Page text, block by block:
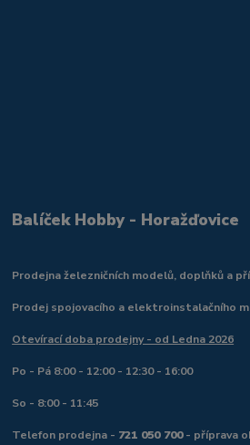
Balíček Hobby - Horažďovice
Prodejna železničních modelů, doplňků a
Prodej spojovacího a elektroinstalačního
Otevírací doba prodejny - od Ledna 2026
Po - Pá 8:00 - 12:00 - 12:30 - 16:00
So - 8:00 - 11:45
Telefon prodejna - 721 050 700- příprava